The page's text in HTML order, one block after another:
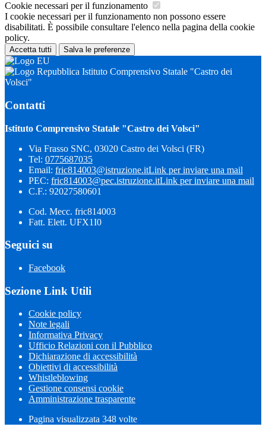
Cookie necessari per il funzionamento
I cookie necessari per il funzionamento non possono essere
disabilitati. È possibile consultare l'elenco nella pagina della cookie
policy.
Accetta tutti Salva le preferenze
Istituto Comprensivo Statale "Castro dei
Volsci"
Contatti
Istituto Comprensivo Statale "Castro dei Volsci"
Via Frasso SNC, 03020 Castro dei Volsci (FR)
Tel: 0775687035
Email: fric814003@istruzione.itLink per inviare una mail
PEC: fric814003@pec.istruzione.itLink per inviare una mail
C.F.: 92027580601
Cod. Mecc. fric814003
Fatt. Elett. UFX1I0
Seguici su
Facebook
Sezione Link Utili
Cookie policy
Note legali
Informativa Privacy
Ufficio Relazioni con il Pubblico
Dichiarazione di accessibilità
Obiettivi di accessibilità
Whistleblowing
Gestione consensi cookie
Amministrazione trasparente
Pagina visualizzata 348 volte